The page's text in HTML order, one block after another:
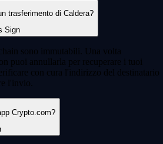
trasferimento di Caldera?
sono immutabili. Una volta
puoi annullarla per recuperare i tuoi
con cura l'indirizzo del destinatario
l'invio.
Crypto.com?